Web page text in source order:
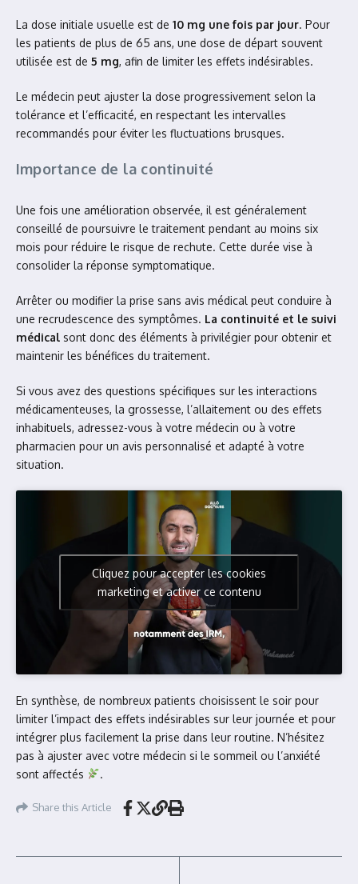
La dose initiale usuelle est de 10 mg une fois par jour. Pour
les patients de plus de 65 ans, une dose de départ souvent
utilisée est de 5 mg, afin de limiter les effets indésirables.
Le médecin peut ajuster la dose progressivement selon la
tolérance et l’efficacité, en respectant les intervalles
recommandés pour éviter les fluctuations brusques.
Importance de la continuité
Une fois une amélioration observée, il est généralement
conseillé de poursuivre le traitement pendant au moins six
mois pour réduire le risque de rechute. Cette durée vise à
consolider la réponse symptomatique.
Arrêter ou modifier la prise sans avis médical peut conduire à
une recrudescence des symptômes. La continuité et le suivi
médical sont donc des éléments à privilégier pour obtenir et
maintenir les bénéfices du traitement.
Si vous avez des questions spécifiques sur les interactions
médicamenteuses, la grossesse, l’allaitement ou des effets
inhabituels, adressez-vous à votre médecin ou à votre
pharmacien pour un avis personnalisé et adapté à votre
situation.
Cliquez pour accepter les cookies
marketing et activer ce contenu
En synthèse, de nombreux patients choisissent le soir pour
limiter l’impact des effets indésirables sur leur journée et pour
intégrer plus facilement la prise dans leur routine. N’hésitez
pas à ajuster avec votre médecin si le sommeil ou l’anxiété
sont affectés
.
Share this Article